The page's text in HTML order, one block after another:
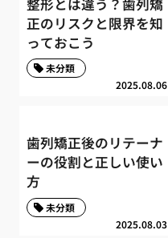
正のリスクと限界を知
っておこう
2025.08.06
未分類
歯列矯正後のリテーナ
ーの役割と正しい使い
方
2025.08.03
未分類